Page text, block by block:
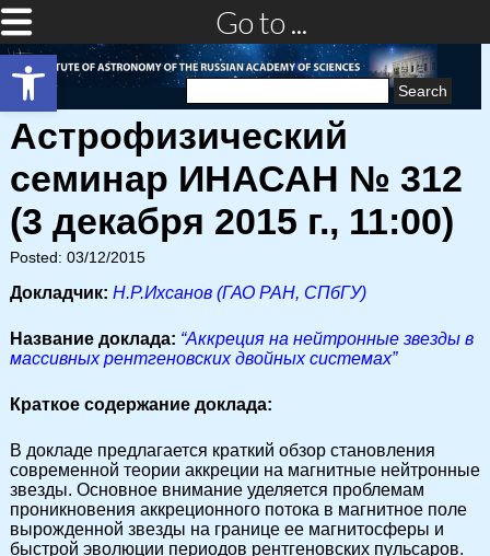
Open toolbar
Go to ...
Search
Астрофизический
семинар ИНАСАН № 312
(3 декабря 2015 г., 11:00)
Posted: 03/12/2015
Докладчик: Н.Р.Ихсанов (ГАО РАН, СПбГУ)
Название доклада: “Аккреция на нейтронные звезды в
массивных рентгеновских двойных системах”
Краткое содержание доклада:
В докладе предлагается краткий обзор становления
современной теории аккреции на магнитные нейтронные
звезды. Основное внимание уделяется проблемам
проникновения аккреционного потока в магнитное поле
вырожденной звезды на границе ее магнитосферы и
быстрой эволюции периодов рентгеновских пульсаров.